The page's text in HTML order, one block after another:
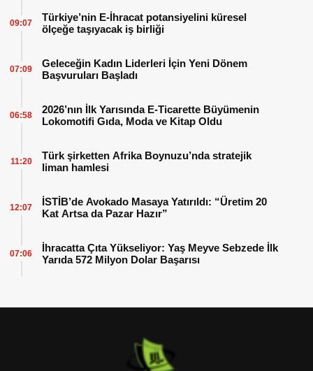
Türkiye’nin E-İhracat potansiyelini küresel
ölçeğe taşıyacak iş birliği
09:07
Geleceğin Kadın Liderleri İçin Yeni Dönem
Başvuruları Başladı
07:09
2026’nın İlk Yarısında E-Ticarette Büyümenin
Lokomotifi Gıda, Moda ve Kitap Oldu
06:58
Türk şirketten Afrika Boynuzu’nda stratejik
liman hamlesi
11:20
İSTİB’de Avokado Masaya Yatırıldı: “Üretim 20
Kat Artsa da Pazar Hazır”
12:07
İhracatta Çıta Yükseliyor: Yaş Meyve Sebzede İlk
Yarıda 572 Milyon Dolar Başarısı
07:06